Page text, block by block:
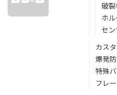
破
ホル
セ
カス
爆発
特殊
フレ